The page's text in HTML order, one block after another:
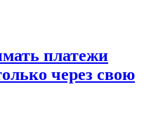
платежи
через свою